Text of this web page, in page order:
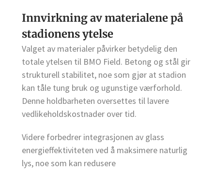
Innvirkning av materialene på
stadionens ytelse
Valget av materialer påvirker betydelig den
totale ytelsen til BMO Field. Betong og stål gir
strukturell stabilitet, noe som gjør at stadion
kan tåle tung bruk og ugunstige værforhold.
Denne holdbarheten oversettes til lavere
vedlikeholdskostnader over tid.
Videre forbedrer integrasjonen av glass
energieffektiviteten ved å maksimere naturlig
lys, noe som kan redusere